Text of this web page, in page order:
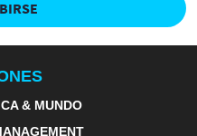
& MUNDO